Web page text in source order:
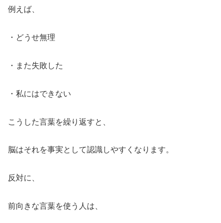
例えば、
・どうせ無理
・また失敗した
・私にはできない
こうした言葉を繰り返すと、
脳はそれを事実として認識しやすくなります。
反対に、
前向きな言葉を使う人は、